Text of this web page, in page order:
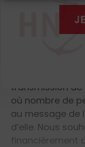
des jeunes
en finançant
association ne
transmission
où nombre de
au message de
d’elle. Nous
financièrement